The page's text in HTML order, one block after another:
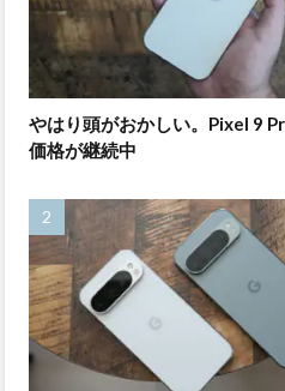
やはり頭がおかしい。Pixel 9
価格が継続中